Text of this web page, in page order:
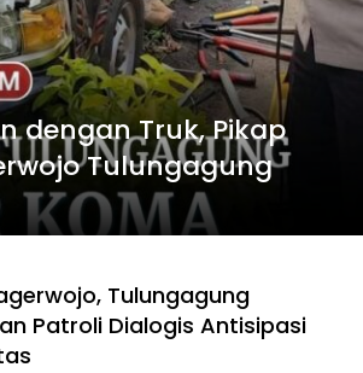
dengan Truk, Pikap
Tulungagung
Tulungagung
Patroli Dialogis Antisipasi